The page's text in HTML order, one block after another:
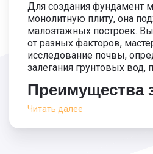
Читать далее
Для создания фундамент
монолитную плиту, она
малоэтажных построек.
от разных факторов,
исследование почвы,
залегания грунтовых вод,
Преимущества
основания в